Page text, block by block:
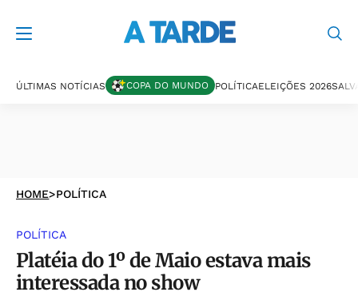
ÚLTIMAS NOTÍCIAS COPA DO MUNDO POLÍTICAELEIÇÕES 2026
HOME>POLÍTICA
POLÍTICA
Platéia do 1º de Maio estava mais
interessada no show